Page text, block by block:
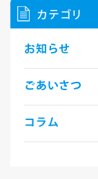
カテゴリ
お知らせ
ごあいさつ
コラム